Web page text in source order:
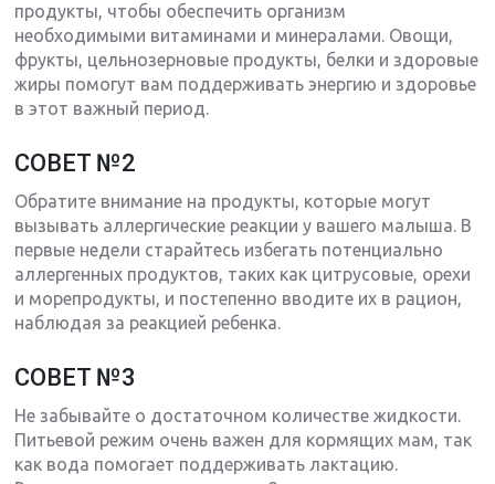
продукты, чтобы обеспечить организм
необходимыми витаминами и минералами. Овощи,
фрукты, цельнозерновые продукты, белки и здоровые
жиры помогут вам поддерживать энергию и здоровье
в этот важный период.
СОВЕТ №2
Обратите внимание на продукты, которые могут
вызывать аллергические реакции у вашего малыша. В
первые недели старайтесь избегать потенциально
аллергенных продуктов, таких как цитрусовые, орехи
и морепродукты, и постепенно вводите их в рацион,
наблюдая за реакцией ребенка.
СОВЕТ №3
Не забывайте о достаточном количестве жидкости.
Питьевой режим очень важен для кормящих мам, так
как вода помогает поддерживать лактацию.